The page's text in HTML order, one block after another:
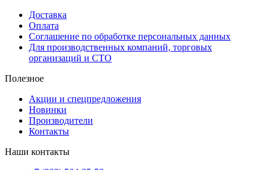
Доставка
Оплата
Соглашение по обработке персональных данных
Для производственных компаний, торговых
организаций и СТО
Полезное
Акции и спецпредложения
Новинки
Производители
Контакты
Наши контакты